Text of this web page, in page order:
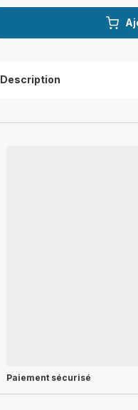
Description
Paiement sécurisé